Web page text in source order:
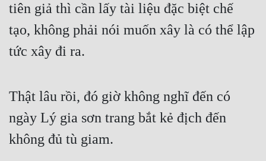
Huyền Huyễn
Hài Hước
Hệ Thống
Học Đường
tiên giả thì cần lấy tài liệu đặc biệt chế
tạo, không phải nói muốn xây là có thể lập
tức xây đi ra.
Thật lâu rồi, đó giờ không nghĩ đến có
ngày Lý gia sơn trang bắt kẻ địch đến
không đủ tù giam.